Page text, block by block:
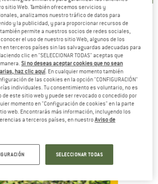
VERLAG -Luxemburg:
- Guías de senderismo
sitio Web. También ofrecemos servicios y
analizamos nuestro tráfico de datos para
y la publicidad, y para proporcionar recursos de
permite a nuestros socios de redes sociales,
el uso de nuestro sitio Web, algunos de los
en terceros países sin las salvaguardas adecuadas para
clic en "SELECCIONAR TODAS" aceptas que
Si no deseas aceptar cookies que no sean
haz clic aquí. En cualquier momento también
de las cookies en la opción "CONFIGURACIÓN"
individuales. Tu consentimiento es voluntario, no es
de este sitio web y puede ser revocado o concedido por
momento en "Configuración de cookies" en la parte
web. Encontrarás más información, incluyendo los
a terceros países, en nuestroAviso de
SELECCIONAR TODAS